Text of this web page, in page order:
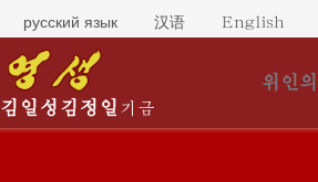
русский язык 汉语 English
김일성 김정일 기금
위인